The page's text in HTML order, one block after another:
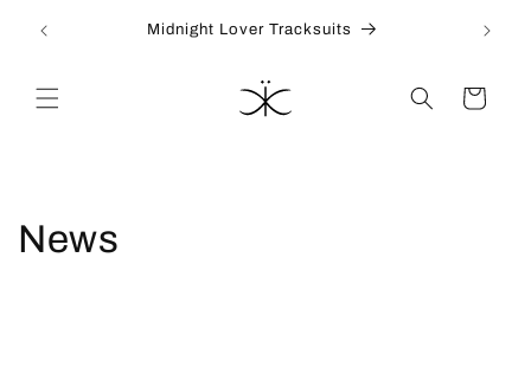
atla
Midnight Lover Tracksuits
Sepet
News